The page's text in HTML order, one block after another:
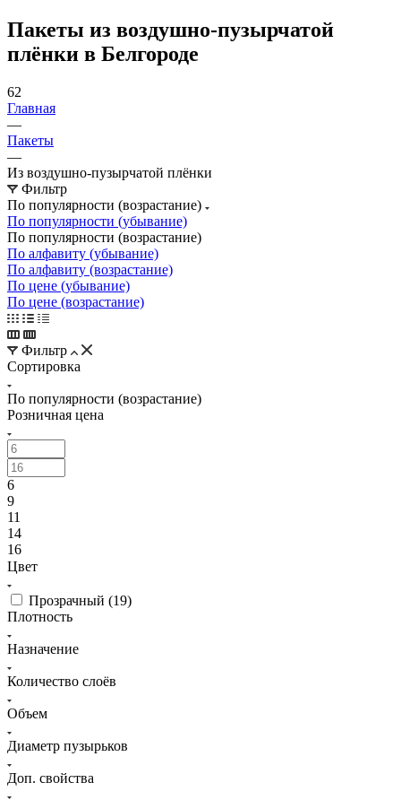
Пакеты из воздушно-пузырчатой
плёнки в Белгороде
62
Главная
—
Пакеты
—
Из воздушно-пузырчатой плёнки
Фильтр
По популярности (возрастание)
По популярности (убывание)
По популярности (возрастание)
По алфавиту (убывание)
По алфавиту (возрастание)
По цене (убывание)
По цене (возрастание)
Фильтр
Сортировка
По популярности (возрастание)
Розничная цена
6
9
11
14
16
Цвет
Прозрачный (19)
Плотность
Назначение
Количество слоёв
Объем
Диаметр пузырьков
Доп. свойства